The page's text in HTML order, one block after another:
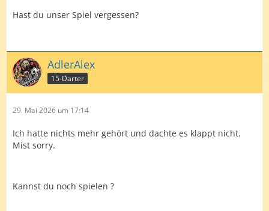
Hast du unser Spiel vergessen?
AdlerAlex
15-Darter
29. Mai 2026 um 17:14
Ich hatte nichts mehr gehört und dachte es klappt nicht.
Mist sorry.
Kannst du noch spielen ?